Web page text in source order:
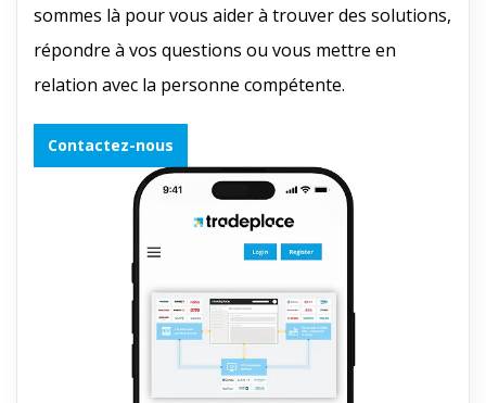
sommes là pour vous aider à trouver des solutions,
répondre à vos questions ou vous mettre en
relation avec la personne compétente.
Contactez-nous